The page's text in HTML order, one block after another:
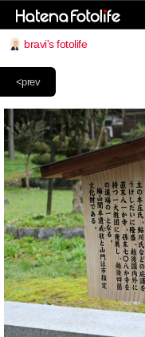
bravi's fotolife
<prev